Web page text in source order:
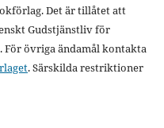
Det är tillåtet att
Gudstjänstliv för
För övriga ändamål kontakta
. Särskilda restriktioner